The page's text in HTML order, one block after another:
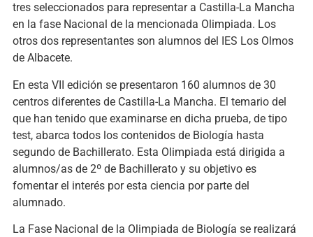
tres seleccionados para representar a Castilla-La Mancha
en la fase Nacional de la mencionada Olimpiada. Los
otros dos representantes son alumnos del IES Los Olmos
de Albacete.
En esta VII edición se presentaron 160 alumnos de 30
centros diferentes de Castilla-La Mancha. El temario del
que han tenido que examinarse en dicha prueba, de tipo
test, abarca todos los contenidos de Biología hasta
segundo de Bachillerato. Esta Olimpiada está dirigida a
alumnos/as de 2º de Bachillerato y su objetivo es
fomentar el interés por esta ciencia por parte del
alumnado.
La Fase Nacional de la Olimpiada de Biología se realizará